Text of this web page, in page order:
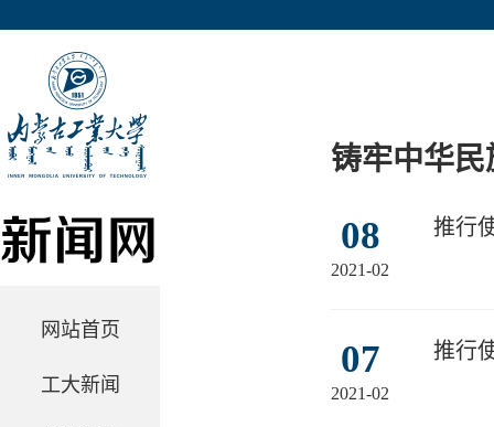
网站首页
工大新闻
铸牢中华
08
2021-02
推行
07
2021-02
推行